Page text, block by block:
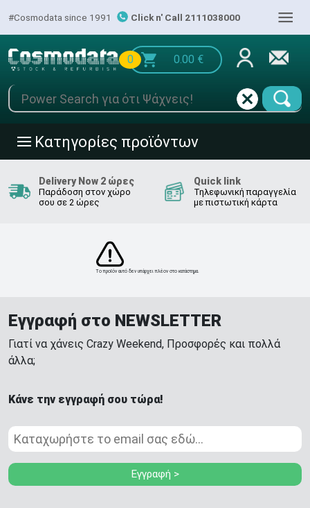
#Cosmodata since 1991 Click n' Call 2111038000 |||
0 0.00 €
||| Κατηγορίες προϊόντων
Delivery Now 2 ώρες
Παράδοση στον χώρο
σου σε 2 ώρες
Quick link
Τηλεφωνική παραγγελία
με πιστωτική κάρτα
Το προϊόν αυτό δεν υπάρχει πλέον στο κατάστημα.
Εγγραφή στο NEWSLETTER
Γιατί να χάνεις Crazy Weekend, Προσφορές και πολλά
άλλα;
Κάνε την εγγραφή σου τώρα!
Εγγραφή >